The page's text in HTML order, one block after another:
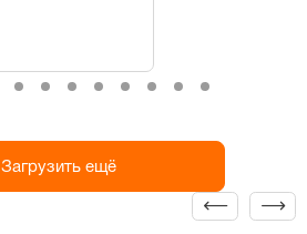
Загрузить ещё